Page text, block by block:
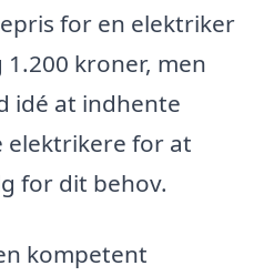
for en elektriker
kroner, men
idé at indhente
for at
for dit behov.
kompetent